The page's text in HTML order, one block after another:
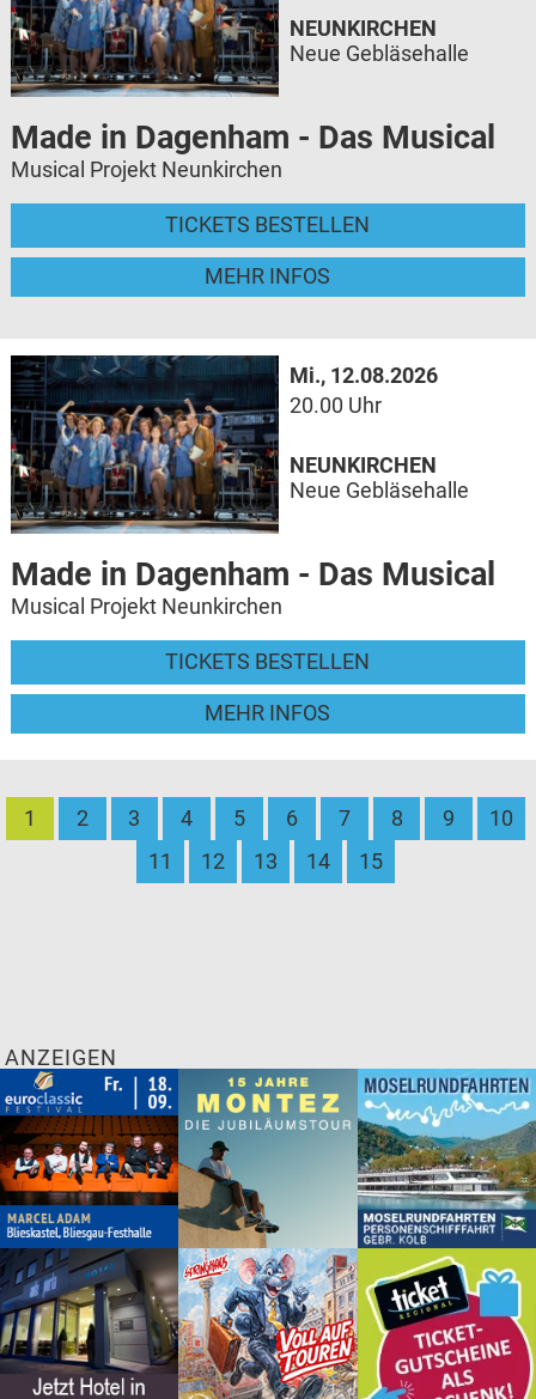
Made in Dagenham - Das Musical
Musical Projekt Neunkirchen
TICKETS BESTELLEN
MEHR INFOS
NEUNKIRCHEN
Neue Gebläsehalle
Mi., 12.08.2026
20.00 Uhr
Made in Dagenham - Das Musical
Musical Projekt Neunkirchen
TICKETS BESTELLEN
MEHR INFOS
NEUNKIRCHEN
Neue Gebläsehalle
1 2 3 4 5 6 7 8 9
10
11
12 13 14 15
ANZEIGEN